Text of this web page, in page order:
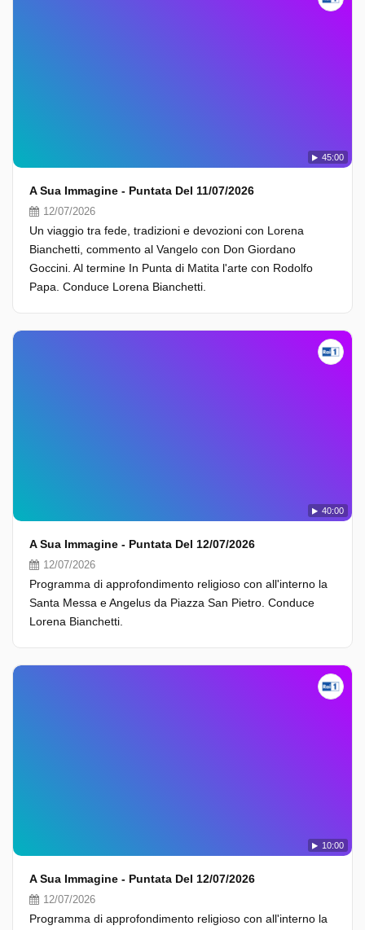
45:00
A Sua Immagine - Puntata Del 11/07/2026
12/07/2026
Un viaggio tra fede, tradizioni e devozioni con Lorena
Bianchetti, commento al Vangelo con Don Giordano
Goccini. Al termine In Punta di Matita l'arte con Rodolfo
Papa. Conduce Lorena Bianchetti.
40:00
A Sua Immagine - Puntata Del 12/07/2026
12/07/2026
Programma di approfondimento religioso con all'interno la
Santa Messa e Angelus da Piazza San Pietro. Conduce
Lorena Bianchetti.
10:00
A Sua Immagine - Puntata Del 12/07/2026
12/07/2026
Programma di approfondimento religioso con all'interno la